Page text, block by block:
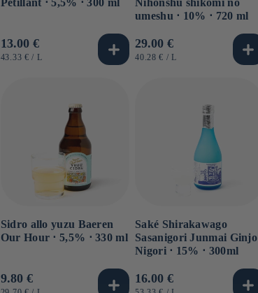
Prezzo
di
13.00 €
PREZZO
43.33 € / PER
L
umeshu ⋅ 10% ⋅ 720 ml
Prezzo
di
29.00 €
PREZZO
40.28 € / PER
L
Sidro allo yuzu Baeren
Our Hour ⋅ 5,5% ⋅ 330 ml
Prezzo
9.80 €
Saké Shirakawago
Sasanigori Junmai Ginjo
Nigori ⋅ 15% ⋅ 300ml
Prezzo
16.00 €